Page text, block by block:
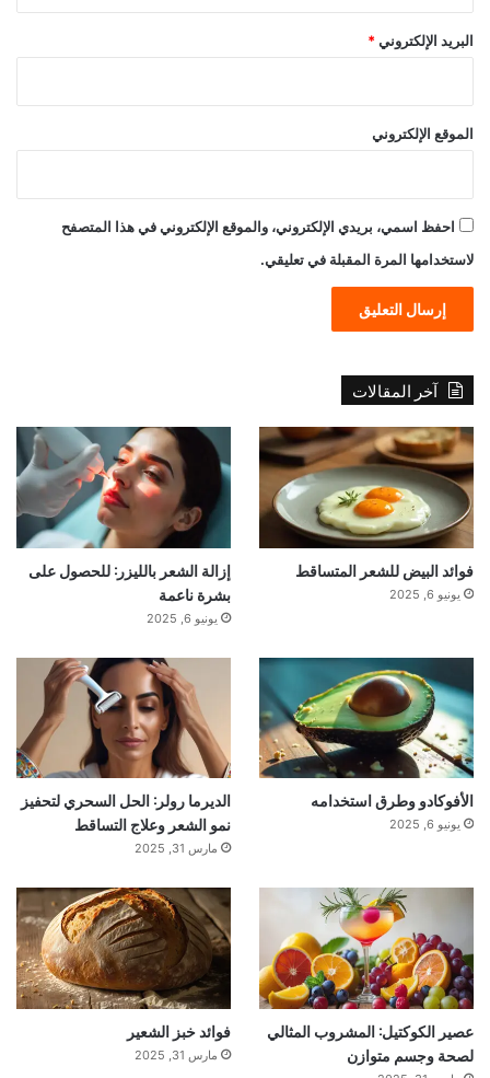
البريد الإلكتروني *
الموقع الإلكتروني
احفظ اسمي، بريدي الإلكتروني، والموقع الإلكتروني في هذا المتصفح
لاستخدامها المرة المقبلة في تعليقي.
آخر المقالات
فوائد البيض للشعر المتساقط
يونيو 6, 2025
إزالة الشعر بالليزر: للحصول على
بشرة ناعمة
يونيو 6, 2025
الأفوكادو وطرق استخدامه
يونيو 6, 2025
الديرما رولر: الحل السحري لتحفيز
نمو الشعر وعلاج التساقط
مارس 31, 2025
عصير الكوكتيل: المشروب المثالي
لصحة وجسم متوازن
فوائد خبز الشعير
مارس 31, 2025